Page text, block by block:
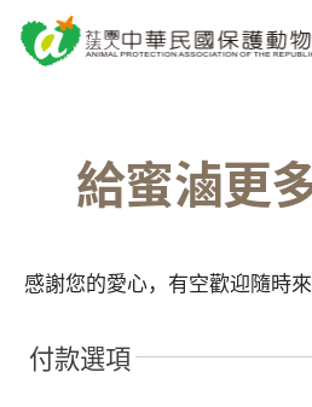
給蜜滷更
感謝您的愛心，有空歡迎隨時來
付款選項